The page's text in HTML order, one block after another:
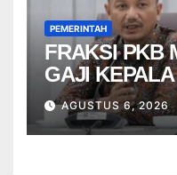
PEMERINTAH
FRAKSI PKB
GAJI
BERBASIS
AGUSTUS 6, 2026